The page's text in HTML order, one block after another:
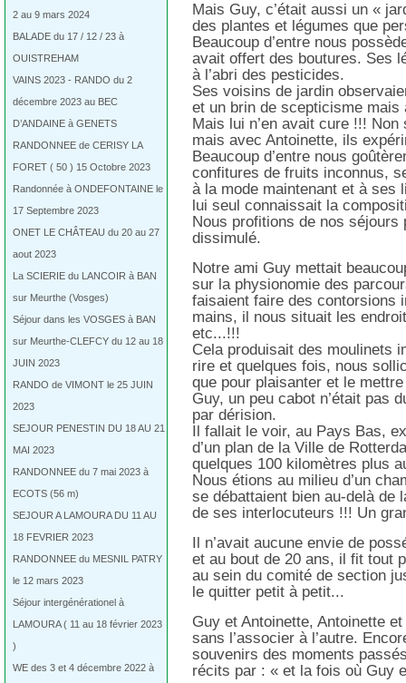
2 au 9 mars 2024
BALADE du 17 / 12 / 23 à
OUISTREHAM
VAINS 2023 - RANDO du 2
décembre 2023 au BEC
D’ANDAINE à GENETS
RANDONNEE de CERISY LA
FORET ( 50 ) 15 Octobre 2023
Randonnée à ONDEFONTAINE le
17 Septembre 2023
ONET LE CHÂTEAU du 20 au 27
aout 2023
La SCIERIE du LANCOIR à BAN
sur Meurthe (Vosges)
Séjour dans les VOSGES à BAN
sur Meurthe-CLEFCY du 12 au 18
JUIN 2023
RANDO de VIMONT le 25 JUIN
2023
SEJOUR PENESTIN DU 18 AU 21
MAI 2023
RANDONNEE du 7 mai 2023 à
ECOTS (56 m)
SEJOUR A LAMOURA DU 11 AU
18 FEVRIER 2023
RANDONNEE du MESNIL PATRY
le 12 mars 2023
Séjour intergénérationel à
LAMOURA ( 11 au 18 février 2023
)
WE des 3 et 4 décembre 2022 à
Mais Guy, c’était aussi un «
des plantes et légumes que
Beaucoup d’entre nous
avait offert des boutures. Ses
à l’abri des pesticides.
Ses voisins de jardin
et un brin de scepticisme mais
Mais lui n’en avait cure !!!
mais avec Antoinette, ils
Beaucoup d’entre nous
confitures de fruits inconnus,
à la mode maintenant et à ses
lui seul connaissait la
Nous profitions de nos
dissimulé.
Notre ami Guy mettait
sur la physionomie des
faisaient faire des contorsions
mains, il nous situait les
etc...!!!
Cela produisait des moulinets
rire et quelques fois, nous
que pour plaisanter et le
Guy, un peu cabot n’était pas
par dérision.
Il fallait le voir, au Pays Bas,
d’un plan de la Ville de
quelques 100 kilomètres plus
Nous étions au milieu d’un
se débattaient bien au-delà de
de ses interlocuteurs !!! Un
Il n’avait aucune envie de
et au bout de 20 ans, il fit tout
au sein du comité de section
le quitter petit à petit...
Guy et Antoinette, Antoinette
sans l’associer à l’autre.
souvenirs des moments
récits par : « et la fois où Guy